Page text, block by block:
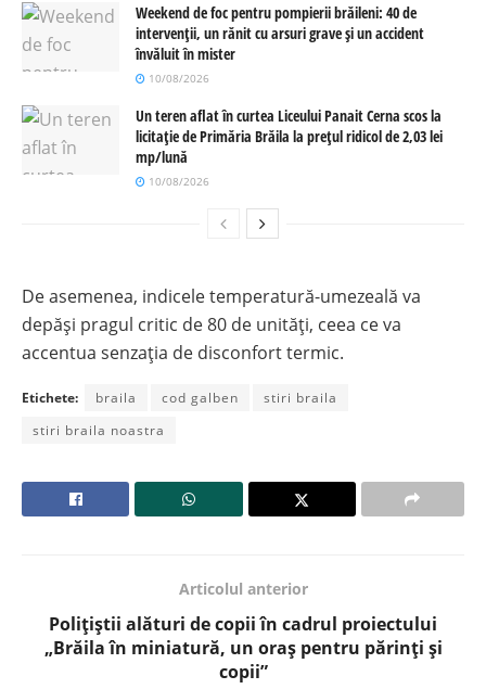
Weekend de foc pentru pompierii brăileni: 40 de
intervenții, un rănit cu arsuri grave și un accident
învăluit în mister
10/08/2026
Un teren aflat în curtea Liceului Panait Cerna scos la
licitație de Primăria Brăila la prețul ridicol de 2,03 lei
mp/lună
10/08/2026
De asemenea, indicele temperatură-umezeală va
depăși pragul critic de 80 de unități, ceea ce va
accentua senzația de disconfort termic.
Etichete: braila cod galben
stiri braila
stiri braila noastra
Articolul anterior
Polițiștii alături de copii în cadrul proiectului
„Brăila în miniatură, un oraș pentru părinți și
copii”